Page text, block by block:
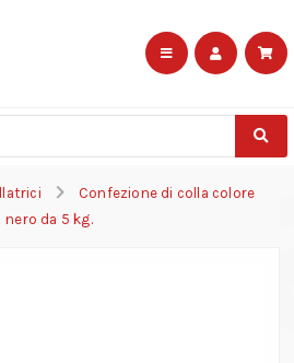
Confezione di colla colore
nero da 5 kg.